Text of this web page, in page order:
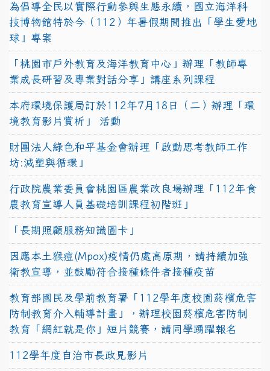
為倡導全民以實際行動參與生態永續，國立海洋科
技博物館特於今（112）年暑假期間推出「學生愛地
球」專案
「桃園市戶外教育及海洋教育中心」辦理「教師專
業成長研習及專業對話分享」講座系列課程
本府環境保護局訂於112年7月18日（二）辦理「環
境教育影片賞析」 活動
財團法人綠色和平基金會辦理「啟動思考教師工作
坊:減塑與循環」
行政院農業委員會桃園區農業改良場辦理「112年食
農教育宣導人員基礎培訓課程初階班」
「長期照顧服務知識圖卡」
因應本土猴痘(Mpox)疫情仍處高原期，請持續加強
衛教宣導，並鼓勵符合接種條件者接種疫苗
教育部國民及學前教育署「112學年度校園菸檳危害
防制教育介入輔導計畫」，辦理校園菸檳危害防制
教育「網紅就是你」短片競賽，請同學踴躍報名
112學年度自治市長政見影片